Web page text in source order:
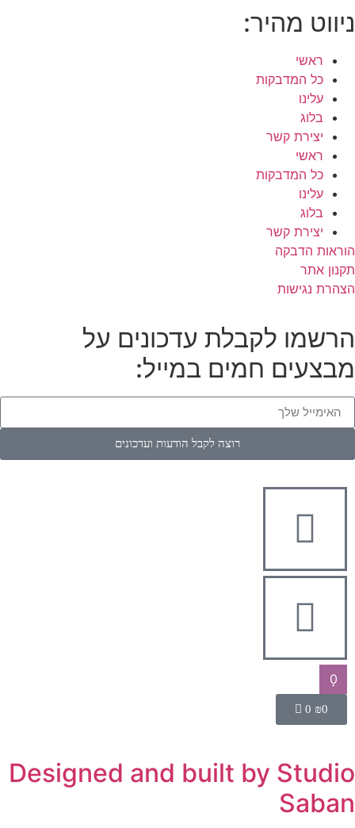
ניווט מהיר:
ראשי
כל המדבקות
עלינו
בלוג
יצירת קשר
ראשי
כל המדבקות
עלינו
בלוג
יצירת קשר
הוראות הדבקה
תקנון אתר
הצהרת נגישות
הרשמו לקבלת עדכונים על
מבצעים חמים במייל:
רוצה לקבל הודעות ועדכונים
0
₪0
0
Designed and built by Studio
Saban